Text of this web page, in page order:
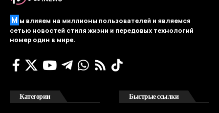
М ы влияем на миллионы пользователей и являемся
сетью новостей стиля жизни и передовых технологий
номер один в мире.
Категории Быстрые ссылки